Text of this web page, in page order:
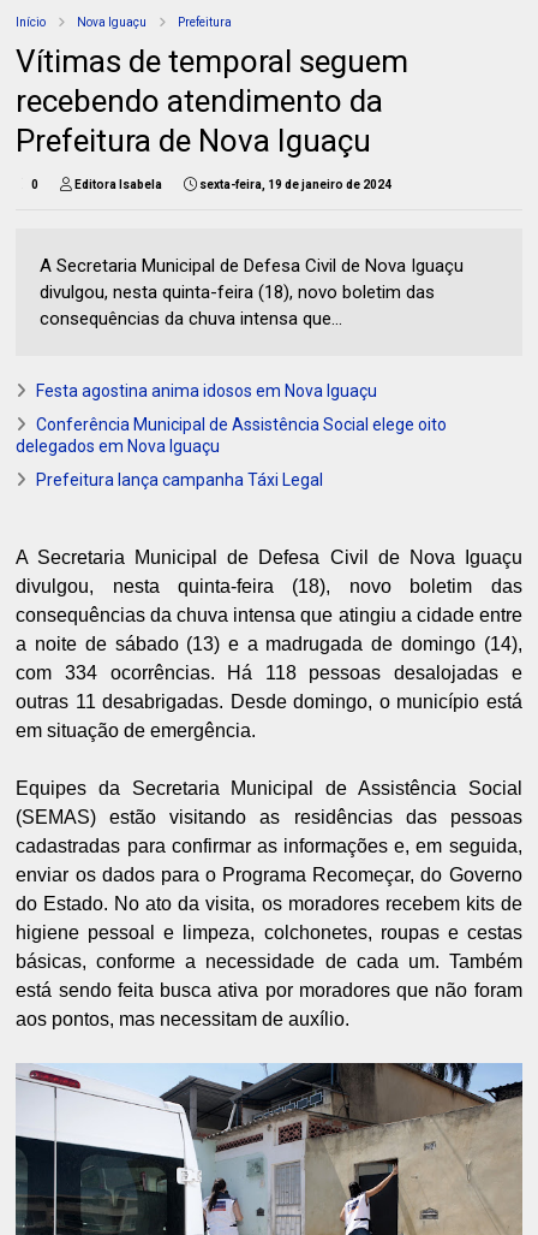
Início Nova Iguaçu Prefeitura
Vítimas de temporal seguem
recebendo atendimento da
Prefeitura de Nova Iguaçu
0 Editora Isabela sexta-feira, 19 de janeiro de 2024
A Secretaria Municipal de Defesa Civil de Nova Iguaçu
divulgou, nesta quinta-feira (18), novo boletim das
consequências da chuva intensa que...
Festa agostina anima idosos em Nova Iguaçu
Conferência Municipal de Assistência Social elege oito
delegados em Nova Iguaçu
Prefeitura lança campanha Táxi Legal
A Secretaria Municipal de Defesa Civil de Nova Iguaçu
divulgou, nesta quinta-feira (18), novo boletim das
consequências da chuva intensa que atingiu a cidade entre
a noite de sábado (13) e a madrugada de domingo (14),
com 334 ocorrências. Há 118 pessoas desalojadas e
outras 11 desabrigadas. Desde domingo, o município está
em situação de emergência.
Equipes da Secretaria Municipal de Assistência Social
(SEMAS) estão visitando as residências das pessoas
cadastradas para confirmar as informações e, em seguida,
enviar os dados para o Programa Recomeçar, do Governo
do Estado. No ato da visita, os moradores recebem kits de
higiene pessoal e limpeza, colchonetes, roupas e cestas
básicas, conforme a necessidade de cada um. Também
está sendo feita busca ativa por moradores que não foram
aos pontos, mas necessitam de auxílio.